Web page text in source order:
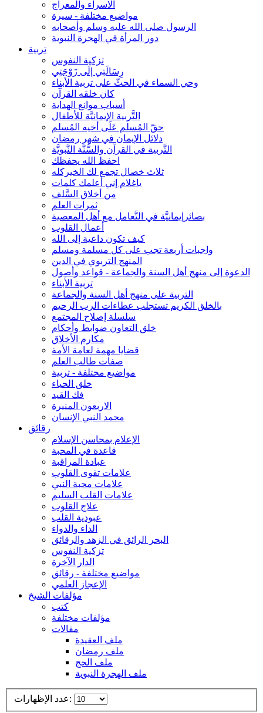
الاسراء والمعراج
مواضيع مختلفة - سيرة
الرسول صلى الله عليه وسلم وأصحابه
دور المرأة في الهجرة النبوية
تربية
تزكية النفوس
رِسَالَتِي إلَى زَوْجَتِي
وحي السماء في الحثّ على تربية الأبناء
كان خلقه القرآن
أسباب موانع الهداية
التَّربية الإيمانيَّة للأطفال
حقّ المُسلم عَلَى أخيه المُسلم
دلائل الإيمان في شهر رمضان
التَّربية في القرآن والسُّنَّة النَّبويَّة
احفظ الله يحفظك
ثلاث خصال تجمع لك الخيركله
ياغلام إني أعلمك كلمات
من أخلاق السَّلف
ثمرات العلم
بصائرإيمانيَّة في التَّعامل مع أهل المعصية
أعمال القلوب
كيف تكون داعية إلى الله
واجبات أربعة تجب على كل مسلمة ومسلم
المنهج التربوي في الدين
الدعوة إلى منهج أهل السنة والجماعة - قواعد وأصول
تربية الأبناء
التربية على منهج أهل السنة والجماعة
بالخلق الكريم تستجلب عطاءات الرب الرحيم
سلسلة إصلاح المجتمع
خلق التعاون ضوابط وأحكام
مكارم الأخلاق
قضايا مهمة لعامة الأمة
صفات طالب العلم
مواضيع مختلفة - تربية
خلق الحياء
فك القيد
الاربعون المنيرة
محمد النبي الإنسان
رقائق
الإعلام بمحاسن الإسلام
قاعدة في المحبة
عبادة المراقبة
علامات تقوى القلوب
علامات محبة النبي
علامات القلب السليم
علاج القلوب
عبودية القلب
الداء والدواء
البحر الرائق في الزهد والرقائق
تزكية النفوس
الدار الآخرة
مواضيع مختلفة - رقائق
الإعجاز العلمي
مؤلفات الشيخ
كتب
مؤلفات مختلفة
مقالات
ملف العقيدة
ملف رمضان
ملف الحج
ملف الهجرة النبوية
عدد الإظهارات: